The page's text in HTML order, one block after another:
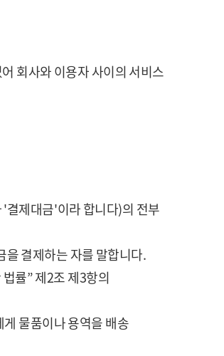
회사와 이용자 사이의 서비스
'결제대금'이라 합니다)의 전부
결제하는 자를 말합니다.
률” 제2조 제3항의
물품이나 용역을 배송